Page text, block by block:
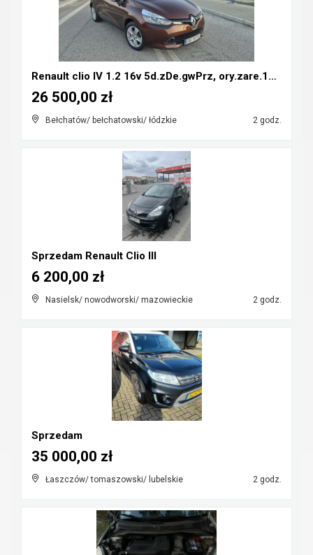
Renault clio IV 1.2 16v 5d.zDe.gwPrz, ory.zare.134...
Bełchatów/ bełchatowski/ łódzkie 2 godz.
26 500,00 zł
Sprzedam Renault Clio III
Nasielsk/ nowodworski/ mazowieckie 2 godz.
6 200,00 zł
Sprzedam
Łaszczów/ tomaszowski/ lubelskie 2 godz.
35 000,00 zł